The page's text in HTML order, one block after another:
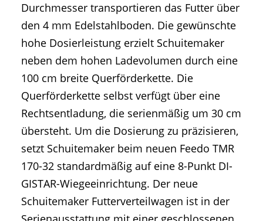
Durchmesser transportieren das Futter über
den 4 mm Edelstahlboden. Die gewünschte
hohe Dosierleistung erzielt Schuitemaker
neben dem hohen Ladevolumen durch eine
100 cm breite Querförderkette. Die
Querförderkette selbst verfügt über eine
Rechtsentladung, die serienmäßig um 30 cm
übersteht. Um die Dosierung zu präzisieren,
setzt Schuitemaker beim neuen Feedo TMR
170-32 standardmäßig auf eine 8-Punkt DI-
GISTAR-Wiegeeinrichtung. Der neue
Schuitemaker Futterverteilwagen ist in der